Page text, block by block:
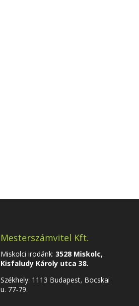
Mesterszámvitel Kft.
Miskolci irodánk:3528 Miskolc,
Kisfaludy Károly utca 38.
Székhely: 1113 Budapest, Bocskai
u. 77-79.